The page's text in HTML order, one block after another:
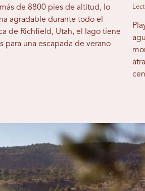
de 8800 pies de altitud, lo
agradable durante todo el
de Richfield, Utah, el lago tiene
para una escapada de verano